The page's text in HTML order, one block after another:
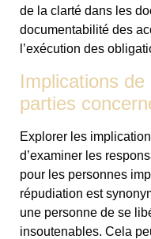
de la clarté dans les
documentabilité des
l’exécution des
Implications
parties
Explorer les
d’examiner les
pour les personnes
répudiation est
une personne de se
insoutenables. Cela